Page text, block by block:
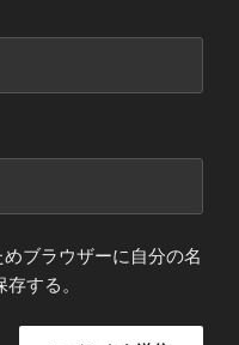
ブラウザーに自分の名
する。